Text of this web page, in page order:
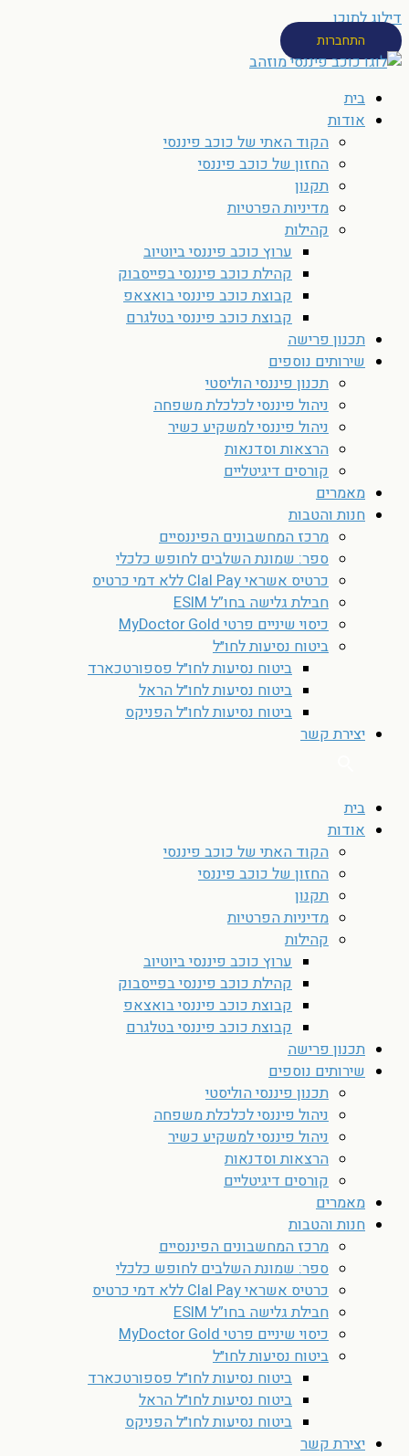
דילוג לתוכן
התחברות
בית
אודות
הקוד האתי של כוכב פיננסי
החזון של כוכב פיננסי
תקנון
מדיניות הפרטיות
קהילות
ערוץ כוכב פיננסי ביוטיוב
קהילת כוכב פיננסי בפייסבוק
קבוצת כוכב פיננסי בואצאפ
קבוצת כוכב פיננסי בטלגרם
תכנון פרישה
שירותים נוספים
תכנון פיננסי הוליסטי
ניהול פיננסי לכלכלת משפחה
ניהול פיננסי למשקיע כשיר
הרצאות וסדנאות
קורסים דיגיטליים
מאמרים
חנות והטבות
מרכז המחשבונים הפיננסיים
ספר: שמונת השלבים לחופש כלכלי
כרטיס אשראי Clal Pay ללא דמי כרטיס
חבילת גלישה בחו”ל ESIM
כיסוי שיניים פרטי MyDoctor Gold
ביטוח נסיעות לחו״ל
ביטוח נסיעות לחו״ל פספורטכארד
ביטוח נסיעות לחו״ל הראל
ביטוח נסיעות לחו״ל הפניקס
יצירת קשר
בית
אודות
הקוד האתי של כוכב פיננסי
החזון של כוכב פיננסי
תקנון
מדיניות הפרטיות
קהילות
ערוץ כוכב פיננסי ביוטיוב
קהילת כוכב פיננסי בפייסבוק
קבוצת כוכב פיננסי בואצאפ
קבוצת כוכב פיננסי בטלגרם
תכנון פרישה
שירותים נוספים
תכנון פיננסי הוליסטי
ניהול פיננסי לכלכלת משפחה
ניהול פיננסי למשקיע כשיר
הרצאות וסדנאות
קורסים דיגיטליים
מאמרים
חנות והטבות
מרכז המחשבונים הפיננסיים
ספר: שמונת השלבים לחופש כלכלי
כרטיס אשראי Clal Pay ללא דמי כרטיס
חבילת גלישה בחו”ל ESIM
כיסוי שיניים פרטי MyDoctor Gold
ביטוח נסיעות לחו״ל
ביטוח נסיעות לחו״ל פספורטכארד
ביטוח נסיעות לחו״ל הראל
ביטוח נסיעות לחו״ל הפניקס
יצירת קשר